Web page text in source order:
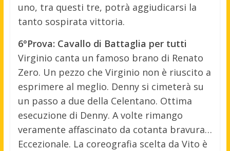
uno, tra questi tre, potrà aggiudicarsi la
tanto sospirata vittoria.
6°Prova: Cavallo di Battaglia per tutti
Virginio canta un famoso brano di Renato
Zero. Un pezzo che Virginio non è riuscito a
esprimere al meglio. Denny si cimeterà su
un passo a due della Celentano. Ottima
esecuzione di Denny. A volte rimango
veramente affascinato da cotanta bravura…
Eccezionale. La coreografia scelta da Vito è